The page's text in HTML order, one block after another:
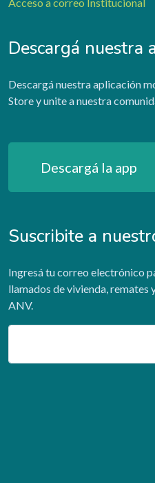
Descargá nuestra
Descargá nuestra aplicación
Store y unite a nuestra
Descargá la app
Suscribite a
Ingresá tu correo electrónico
llamados de vivienda, remates
ANV.
Email